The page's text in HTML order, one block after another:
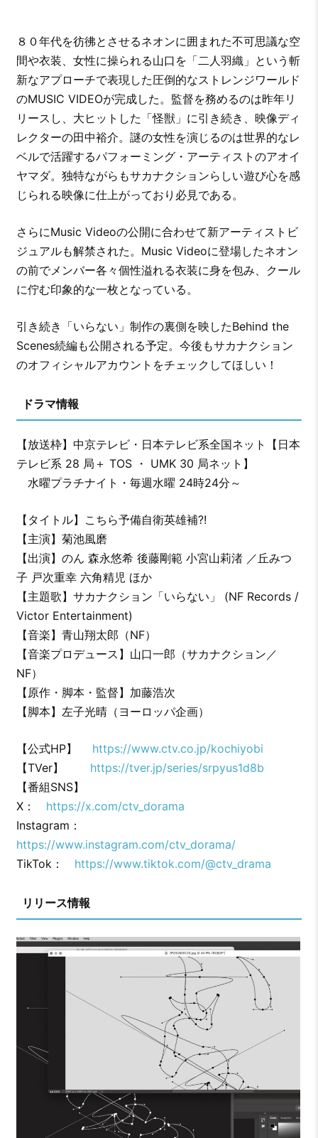
８０年代を彷彿とさせるネオンに囲まれた不可思議な空
間や衣装、女性に操られる山口を「二人羽織」という斬
新なアプローチで表現した圧倒的なストレンジワールド
のMUSIC VIDEOが完成した。監督を務めるのは昨年リ
リースし、大ヒットした「怪獣」に引き続き、映像ディ
レクターの田中裕介。謎の女性を演じるのは世界的なレ
ベルで活躍するパフォーミング・アーティストのアオイ
ヤマダ。独特ながらもサカナクションらしい遊び心を感
じられる映像に仕上がっており必見である。
さらにMusic Videoの公開に合わせて新アーティストビ
ジュアルも解禁された。Music Videoに登場したネオン
の前でメンバー各々個性溢れる衣装に身を包み、クール
に佇む印象的な一枚となっている。
引き続き「いらない」制作の裏側を映したBehind the
Scenes続編も公開される予定。今後もサカナクション
のオフィシャルアカウントをチェックしてほしい！
ドラマ情報
【放送枠】中京テレビ・日本テレビ系全国ネット【日本
テレビ系 28 局＋ TOS ・ UMK 30 局ネット】
水曜プラチナイト・毎週水曜 24時24分～
【タイトル】こちら予備自衛英雄補?!
【主演】菊池風磨
【出演】のん 森永悠希 後藤剛範 小宮山莉渚 ／丘みつ
子 戸次重幸 六角精児 ほか
【主題歌】サカナクション「いらない」 (NF Records /
Victor Entertainment)
【音楽】青山翔太郎（NF）
【音楽プロデュース】山口一郎（サカナクション／
NF）
【原作・脚本・監督】加藤浩次
【脚本】左子光晴（ヨーロッパ企画）
【公式HP】 https://www.ctv.co.jp/kochiyobi
【TVer】 https://tver.jp/series/srpyus1d8b
【番組SNS】
X： https://x.com/ctv_dorama
Instagram：
https://www.instagram.com/ctv_dorama/
TikTok： https://www.tiktok.com/@ctv_drama
リリース情報